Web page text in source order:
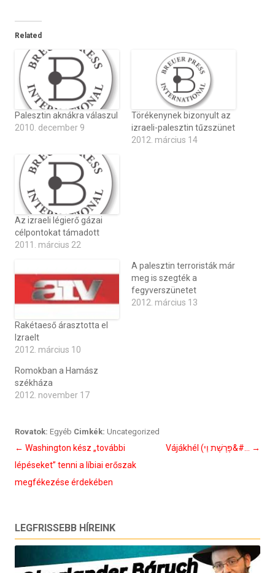
Related
Palesztin aknákra válaszul
2010. december 9
Törékenynek bizonyult az
izraeli-palesztin tűzszünet
2012. március 14
Az izraeli légierő gázai
célpontokat támadott
2011. március 22
Rakétaeső árasztotta el
Izraelt
2012. március 10
A palesztin terroristák már
meg is szegték a
fegyverszünetet
2012. március 13
Romokban a Hamász
székháza
2012. november 17
Rovatok: Egyéb Cimkék: Uncategorized
Bejegyzés
navigáció
← Washington kész „további
lépéseket” tenni a líbiai erőszak
megfékezése érdekében
Vájákhél (פָּרָשָׁת וַי&#… →
LEGFRISSEBB HÍREINK